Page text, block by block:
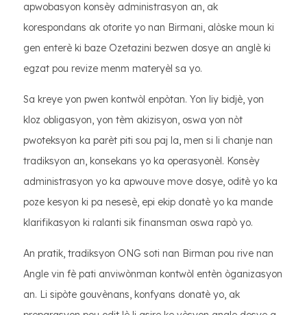
apwobasyon konsèy administrasyon an, ak
korespondans ak otorite yo nan Birmani, alòske moun ki
gen enterè ki baze Ozetazini bezwen dosye an anglè ki
egzat pou revize menm materyèl sa yo.
Sa kreye yon pwen kontwòl enpòtan. Yon liy bidjè, yon
kloz obligasyon, yon tèm akizisyon, oswa yon nòt
pwoteksyon ka parèt piti sou paj la, men si li chanje nan
tradiksyon an, konsekans yo ka operasyonèl. Konsèy
administrasyon yo ka apwouve move dosye, oditè yo ka
poze kesyon ki pa nesesè, epi ekip donatè yo ka mande
klarifikasyon ki ralanti sik finansman oswa rapò yo.
An pratik, tradiksyon ONG soti nan Birman pou rive nan
Angle vin fè pati anviwònman kontwòl entèn òganizasyon
an. Li sipòte gouvènans, konfyans donatè yo, ak